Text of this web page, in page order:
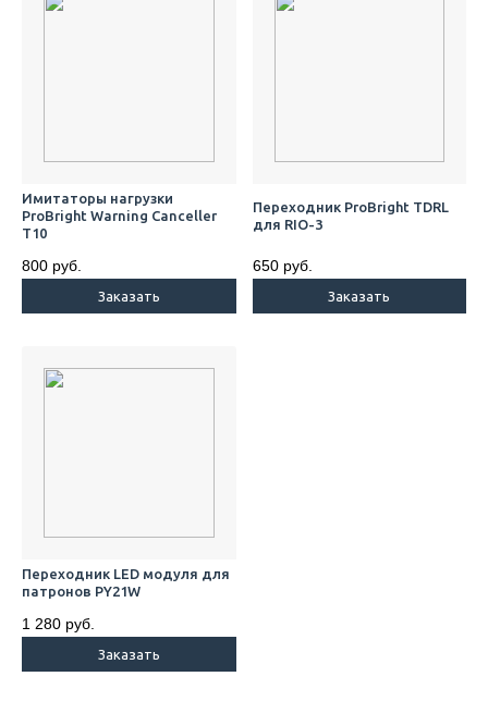
Имитаторы нагрузки
ProBright Warning Canceller
T10
800 руб.
Заказать
Переходник ProBright TDRL
для RIO-3
650 руб.
Заказать
Переходник LED модуля для
патронов PY21W
1 280 руб.
Заказать